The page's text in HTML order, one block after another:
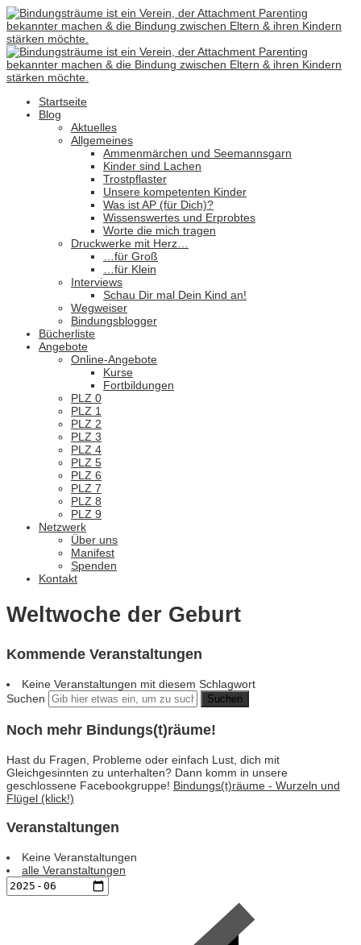
Startseite
Blog
Aktuelles
Allgemeines
Ammenmärchen und Seemannsgarn
Kinder sind Lachen
Trostpflaster
Unsere kompetenten Kinder
Was ist AP (für Dich)?
Wissenswertes und Erprobtes
Worte die mich tragen
Druckwerke mit Herz…
…für Groß
…für Klein
Interviews
Schau Dir mal Dein Kind an!
Wegweiser
Bindungsblogger
Bücherliste
Angebote
Online-Angebote
Kurse
Fortbildungen
PLZ 0
PLZ 1
PLZ 2
PLZ 3
PLZ 4
PLZ 5
PLZ 6
PLZ 7
PLZ 8
PLZ 9
Netzwerk
Über uns
Manifest
Spenden
Kontakt
Weltwoche der Geburt
Kommende Veranstaltungen
Keine Veranstaltungen mit diesem Schlagwort
Suchen
Noch mehr Bindungs(t)räume!
Hast du Fragen, Probleme oder einfach Lust, dich mit
Gleichgesinnten zu unterhalten? Dann komm in unsere
geschlossene Facebookgruppe! Bindungs(t)räume - Wurzeln und
Flügel (klick!)
Veranstaltungen
Keine Veranstaltungen
alle Veranstaltungen